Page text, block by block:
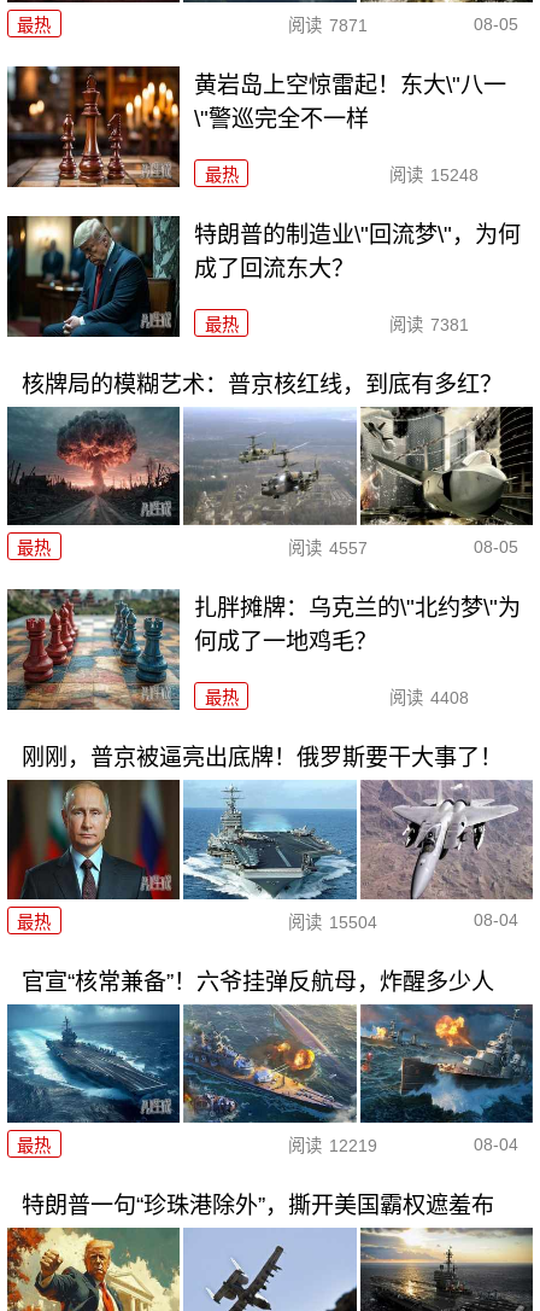
最热 阅读 7871 08-05
黄岩岛上空惊雷起！东大\"八一
\"警巡完全不一样
最热 阅读 15248
特朗普的制造业\"回流梦\"，为何
成了回流东大？
最热 阅读 7381
核牌局的模糊艺术：普京核红线，到底有多红？
最热 阅读 4557 08-05
扎胖摊牌：乌克兰的\"北约梦\"为
何成了一地鸡毛？
最热 阅读 4408
刚刚，普京被逼亮出底牌！俄罗斯要干大事了！
最热 阅读 15504 08-04
官宣“核常兼备”！六爷挂弹反航母，炸醒多少人
最热 阅读 12219 08-04
特朗普一句“珍珠港除外”，撕开美国霸权遮羞布